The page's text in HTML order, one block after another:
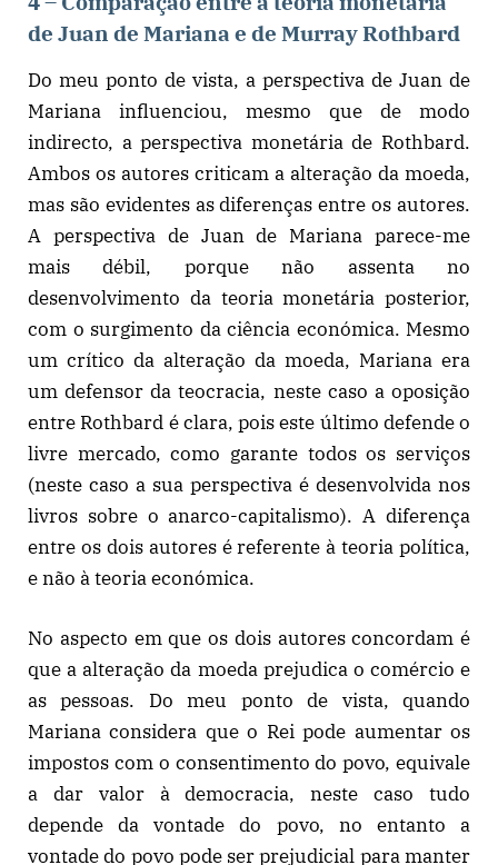
de Juan de Mariana e de Murray Rothbard
Do meu ponto de vista, a perspectiva de Juan de
Mariana influenciou, mesmo que de modo
indirecto, a perspectiva monetária de Rothbard.
Ambos os autores criticam a alteração da moeda,
mas são evidentes as diferenças entre os autores.
A perspectiva de Juan de Mariana parece-me
mais débil, porque não assenta no
desenvolvimento da teoria monetária posterior,
com o surgimento da ciência económica. Mesmo
um crítico da alteração da moeda, Mariana era
um defensor da teocracia, neste caso a oposição
entre Rothbard é clara, pois este último defende o
livre mercado, como garante todos os serviços
(neste caso a sua perspectiva é desenvolvida nos
livros sobre o anarco-capitalismo). A diferença
entre os dois autores é referente à teoria política,
e não à teoria económica.
No aspecto em que os dois autores concordam é
que a alteração da moeda prejudica o comércio e
as pessoas. Do meu ponto de vista, quando
Mariana considera que o Rei pode aumentar os
impostos com o consentimento do povo, equivale
a dar valor à democracia, neste caso tudo
depende da vontade do povo, no entanto a
vontade do povo pode ser prejudicial para manter